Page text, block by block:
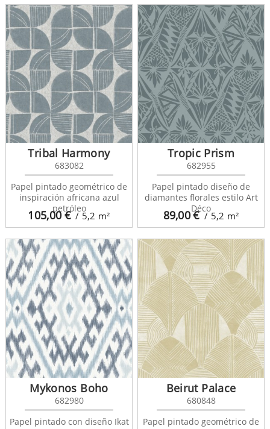
105,00€ / 5,2 m²
Tribal Harmony
683082
Papel pintado geométrico de
inspiración africana azul
petróleo
89,00€ / 5,2 m²
Tropic Prism
682955
Papel pintado diseño de
diamantes florales estilo Art
Déco
Mykonos Boho
682980
Papel pintado con diseño Ikat
Beirut Palace
680848
Papel pintado geométrico de